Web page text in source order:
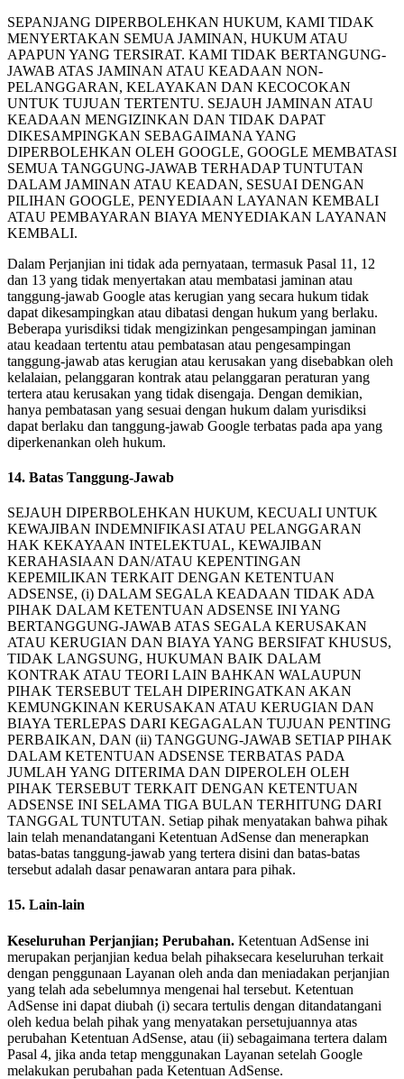
SEPANJANG DIPERBOLEHKAN HUKUM, KAMI TIDAK
MENYERTAKAN SEMUA JAMINAN, HUKUM ATAU
APAPUN YANG TERSIRAT. KAMI TIDAK BERTANGUNG-
JAWAB ATAS JAMINAN ATAU KEADAAN NON-
PELANGGARAN, KELAYAKAN DAN KECOCOKAN
UNTUK TUJUAN TERTENTU. SEJAUH JAMINAN ATAU
KEADAAN MENGIZINKAN DAN TIDAK DAPAT
DIKESAMPINGKAN SEBAGAIMANA YANG
DIPERBOLEHKAN OLEH GOOGLE, GOOGLE MEMBATASI
SEMUA TANGGUNG-JAWAB TERHADAP TUNTUTAN
DALAM JAMINAN ATAU KEADAN, SESUAI DENGAN
PILIHAN GOOGLE, PENYEDIAAN LAYANAN KEMBALI
ATAU PEMBAYARAN BIAYA MENYEDIAKAN LAYANAN
KEMBALI.
Dalam Perjanjian ini tidak ada pernyataan, termasuk Pasal 11, 12
dan 13 yang tidak menyertakan atau membatasi jaminan atau
tanggung-jawab Google atas kerugian yang secara hukum tidak
dapat dikesampingkan atau dibatasi dengan hukum yang berlaku.
Beberapa yurisdiksi tidak mengizinkan pengesampingan jaminan
atau keadaan tertentu atau pembatasan atau pengesampingan
tanggung-jawab atas kerugian atau kerusakan yang disebabkan oleh
kelalaian, pelanggaran kontrak atau pelanggaran peraturan yang
tertera atau kerusakan yang tidak disengaja. Dengan demikian,
hanya pembatasan yang sesuai dengan hukum dalam yurisdiksi
dapat berlaku dan tanggung-jawab Google terbatas pada apa yang
diperkenankan oleh hukum.
14. Batas Tanggung-Jawab
SEJAUH DIPERBOLEHKAN HUKUM, KECUALI UNTUK
KEWAJIBAN INDEMNIFIKASI ATAU PELANGGARAN
HAK KEKAYAAN INTELEKTUAL, KEWAJIBAN
KERAHASIAAN DAN/ATAU KEPENTINGAN
KEPEMILIKAN TERKAIT DENGAN KETENTUAN
ADSENSE, (i) DALAM SEGALA KEADAAN TIDAK ADA
PIHAK DALAM KETENTUAN ADSENSE INI YANG
BERTANGGUNG-JAWAB ATAS SEGALA KERUSAKAN
ATAU KERUGIAN DAN BIAYA YANG BERSIFAT KHUSUS,
TIDAK LANGSUNG, HUKUMAN BAIK DALAM
KONTRAK ATAU TEORI LAIN BAHKAN WALAUPUN
PIHAK TERSEBUT TELAH DIPERINGATKAN AKAN
KEMUNGKINAN KERUSAKAN ATAU KERUGIAN DAN
BIAYA TERLEPAS DARI KEGAGALAN TUJUAN PENTING
PERBAIKAN, DAN (ii) TANGGUNG-JAWAB SETIAP PIHAK
DALAM KETENTUAN ADSENSE TERBATAS PADA
JUMLAH YANG DITERIMA DAN DIPEROLEH OLEH
PIHAK TERSEBUT TERKAIT DENGAN KETENTUAN
ADSENSE INI SELAMA TIGA BULAN TERHITUNG DARI
TANGGAL TUNTUTAN. Setiap pihak menyatakan bahwa pihak
lain telah menandatangani Ketentuan AdSense dan menerapkan
batas-batas tanggung-jawab yang tertera disini dan batas-batas
tersebut adalah dasar penawaran antara para pihak.
15. Lain-lain
Keseluruhan Perjanjian; Perubahan. Ketentuan AdSense ini
merupakan perjanjian kedua belah pihaksecara keseluruhan terkait
dengan penggunaan Layanan oleh anda dan meniadakan perjanjian
yang telah ada sebelumnya mengenai hal tersebut. Ketentuan
AdSense ini dapat diubah (i) secara tertulis dengan ditandatangani
oleh kedua belah pihak yang menyatakan persetujuannya atas
perubahan Ketentuan AdSense, atau (ii) sebagaimana tertera dalam
Pasal 4, jika anda tetap menggunakan Layanan setelah Google
melakukan perubahan pada Ketentuan AdSense.